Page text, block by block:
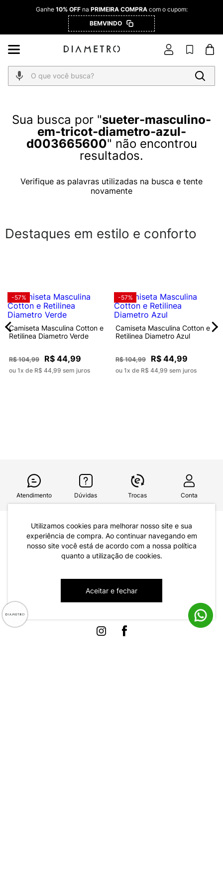
Utilizamos cookies para melhorar nosso site e sua
experiência de compra. Ao continuar navegando em
nosso site você está de acordo com a nossa política
quanto a utilização de cookies.
Aceitar e fechar
Ganhe 10% OFFna PRIMEIRA COMPRAcom o cupom:
BEMVINDO
O que você busca?
sueter-masculino-
em-tricot-diametro-azul-
d003665600
Destaques em estilo e conforto
-57%
Camiseta Masculina Cotton e
Retilinea Diametro Verde
R$ 104,99 R$ 44,99
ou 1x de R$ 44,99 sem juros
-57%
Camiseta Masculina Cotton e
Retilinea Diametro Azul
R$ 104,99 R$ 44,99
ou 1x de R$ 44,99 sem juros
Atendimento Dúvidas Trocas Conta
Institucional
Quem Somos
Políticas de Privacidade
Formas de Pagamento
Trocas e Devoluções
Regulamento de Promoções
Dúvidas Frequentes
Fale conosco pelo WhatsApp
Segunda à sexta das 8:00 às 17:00
Trocas e Devoluções